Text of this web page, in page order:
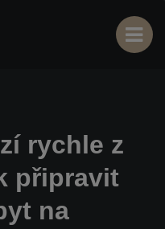
rychle z
připravit
na